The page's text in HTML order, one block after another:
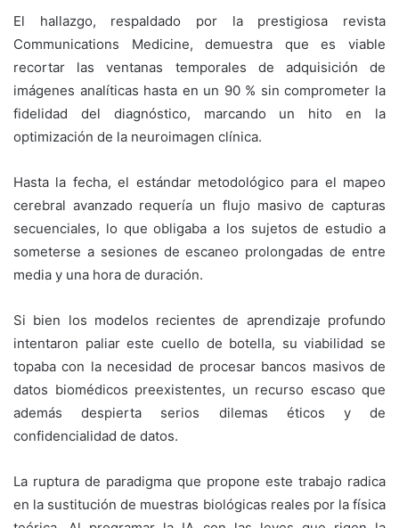
El hallazgo, respaldado por la prestigiosa revista
Communications Medicine, demuestra que es viable
recortar las ventanas temporales de adquisición de
imágenes analíticas hasta en un 90 % sin comprometer la
fidelidad del diagnóstico, marcando un hito en la
optimización de la neuroimagen clínica.
Hasta la fecha, el estándar metodológico para el mapeo
cerebral avanzado requería un flujo masivo de capturas
secuenciales, lo que obligaba a los sujetos de estudio a
someterse a sesiones de escaneo prolongadas de entre
media y una hora de duración.
Si bien los modelos recientes de aprendizaje profundo
intentaron paliar este cuello de botella, su viabilidad se
topaba con la necesidad de procesar bancos masivos de
datos biomédicos preexistentes, un recurso escaso que
además despierta serios dilemas éticos y de
confidencialidad de datos.
La ruptura de paradigma que propone este trabajo radica
en la sustitución de muestras biológicas reales por la física